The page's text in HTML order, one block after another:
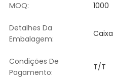
MOQ: 1000
Detalhes Da
Embalagem:
Condições De
Pagamento:
T/T